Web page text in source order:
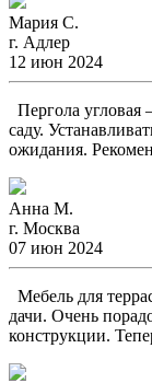
Мария С.
г. Адлер
12 июн 2024
Пергола угловая
саду.
ожидания.
Анна М.
г. Москва
07 июн 2024
Мебель для
дачи. Очень
конструкции.